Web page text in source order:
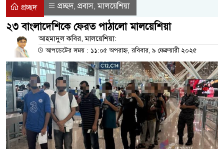
প্রবাসী কল্যাণমন্ত্রী সিলেটের
প্রধানমন্ত্রী তারেক রহমান, সংসদ
মালয়েশিয়ায় কর্মী পাঠাতে রিক্রুটিং
মালয়েশিয়া বিমানবন্দরে ভুয়া ভিসায়
বাংলাদেশিরা
মালয়েশিয়ায় নথি জালিয়াতির
কুয়ালালামপুরে বিশেষ অভিযানে
প্রচ্ছদ প্রচ্ছদ, প্রবাস,মালয়েশিয়া
২৩ বাংলাদেশিকে ফেরত পাঠালো মালয়েশিয়া
আহমাদুল কবির, মালয়েশিয়া:
আপডেটের সময় : ১১:০৫ অপরাহ্ন, রবিবার, ৯ ফেব্রুয়ারী ২০২৫